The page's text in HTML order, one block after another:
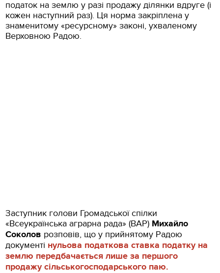
податок на землю у разі продажу ділянки вдруге (і
кожен наступний раз). Ця норма закріплена у
знаменитому «ресурсному» законі, ухваленому
Верховною Радою.
Заступник голови Громадської спілки
«Всеукраїнська аграрна рада» (ВАР) Михайло
Соколов розповів, що у прийнятому Радою
документі нульова податкова ставка податку на
землю передбачається лише за першого
продажу сільськогосподарського паю.